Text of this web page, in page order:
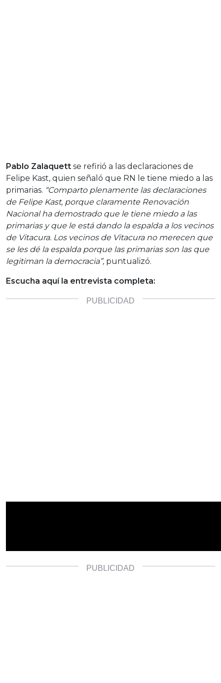
Pablo Zalaquett se refirió a las declaraciones de
Felipe Kast, quien señaló que RN le tiene miedo a las
primarias. “Comparto plenamente las declaraciones
de Felipe Kast, porque claramente Renovación
Nacional ha demostrado que le tiene miedo a las
primarias y que le está dando la espalda a los vecinos
de Vitacura. Los vecinos de Vitacura no merecen que
se les dé la espalda porque las primarias son las que
legitiman la democracia”, puntualizó.
Escucha aquí la entrevista completa: